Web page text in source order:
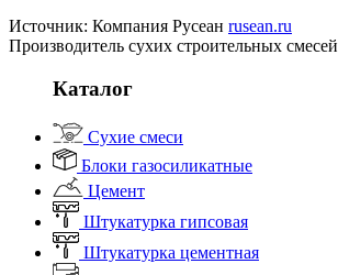
Источник: Компания Русеан rusean.ru
Производитель сухих строительных смесей
Каталог
Сухие смеси
Блоки газосиликатные
Цемент
Штукатурка гипсовая
Штукатурка цементная